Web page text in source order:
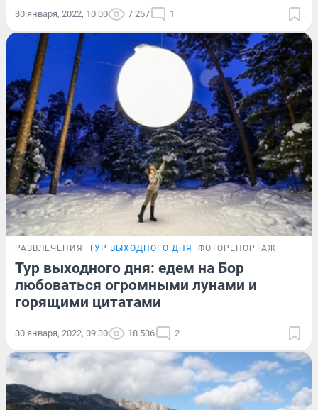
30 января, 2022, 10:00 7 257 1
РАЗВЛЕЧЕНИЯ ТУР ВЫХОДНОГО ДНЯ ФОТОРЕПОРТАЖ
Тур выходного дня: едем на Бор
любоваться огромными лунами и
горящими цитатами
30 января, 2022, 09:30 18 536 2